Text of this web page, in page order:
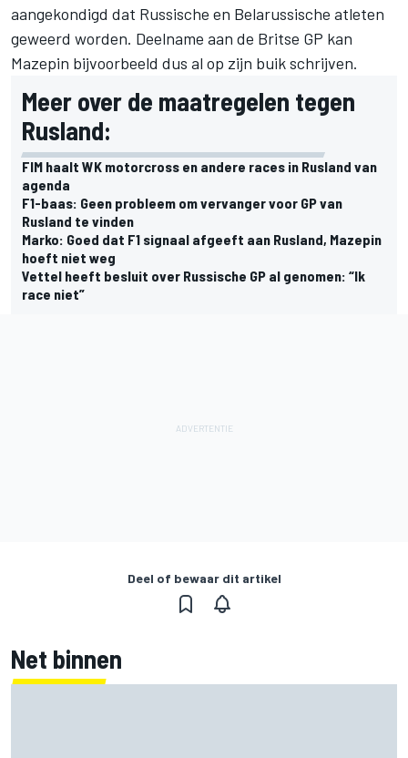
aangekondigd dat Russische en Belarussische atleten
geweerd worden. Deelname aan de Britse GP kan
Mazepin bijvoorbeeld dus al op zijn buik schrijven.
Meer over de maatregelen tegen
Rusland:
FIM haalt WK motorcross en andere races in Rusland van
agenda
F1-baas: Geen probleem om vervanger voor GP van
Rusland te vinden
Marko: Goed dat F1 signaal afgeeft aan Rusland, Mazepin
hoeft niet weg
Vettel heeft besluit over Russische GP al genomen: “Ik
race niet”
Deel of bewaar dit artikel
Net binnen